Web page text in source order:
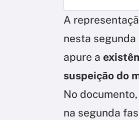
A
nesta segunda
apure a
suspeição do
No
na segunda